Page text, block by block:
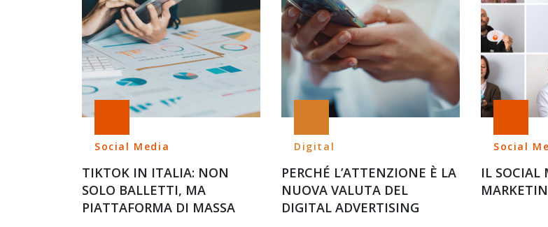
Social Media
TIKTOK IN ITALIA: NON
SOLO BALLETTI, MA
PIATTAFORMA DI MASSA
Digital
PERCHÉ L’ATTENZIONE È LA
NUOVA VALUTA DEL
DIGITAL ADVERTISING
Social
IL SOCIAL